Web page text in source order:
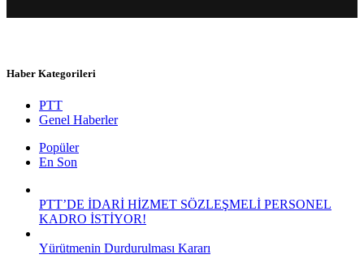
Haber Kategorileri
PTT
Genel Haberler
Popüler
En Son
PTT’DE İDARİ HİZMET SÖZLEŞMELİ PERSONEL
KADRO İSTİYOR!
Yürütmenin Durdurulması Kararı